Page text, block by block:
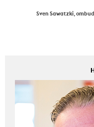
Sven Sawatzki,